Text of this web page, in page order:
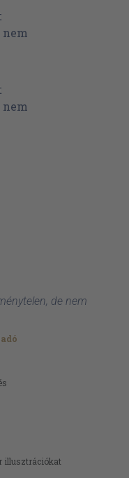
de nem
illusztrációkat